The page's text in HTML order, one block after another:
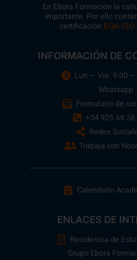
En Ebora Formación la
importante. Por ello
certificación EQA
INFORMACIÓN DE
Lun — Vie: 9:00
Whatsapp
Formulario de
+34 925 68 38
Redes
Trabaja con
Calendario
ENLACES DE
Residencia de
Grupo Ebora